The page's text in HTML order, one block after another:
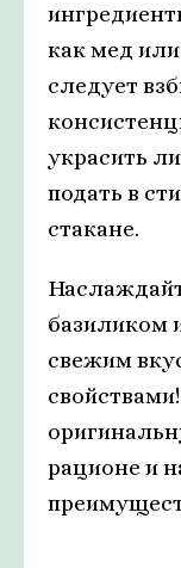
как мед
следует
украсить
подать в
стакане.
базиликом
свежим
рационе и